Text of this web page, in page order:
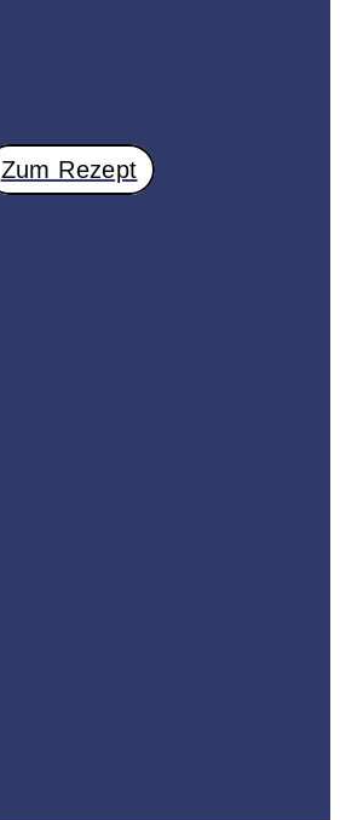
Zum Rezept